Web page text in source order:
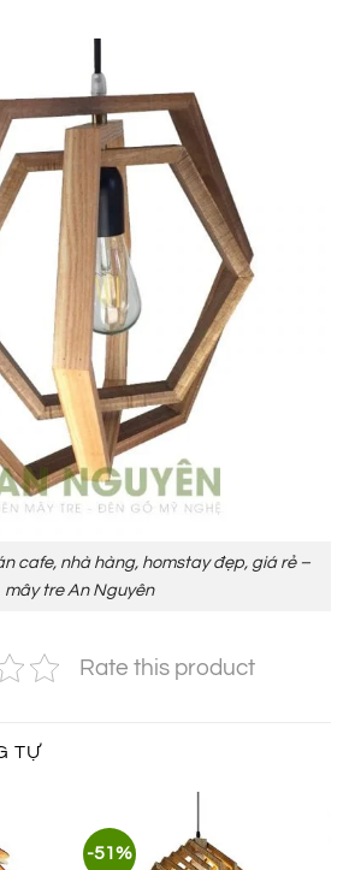
cafe, nhà hàng, homstay đẹp, giá rẻ –
mây tre An Nguyên
Rate this product
TỰ
-51%